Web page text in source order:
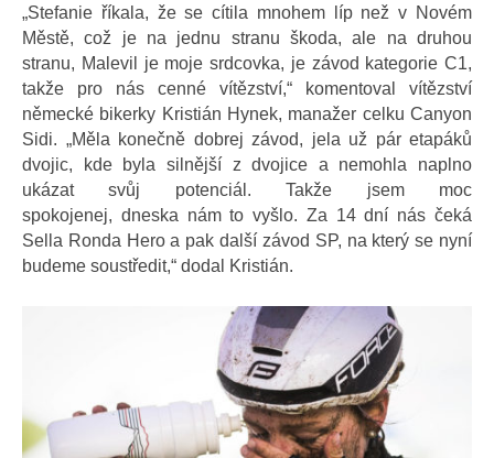
„Stefanie říkala, že se cítila mnohem líp než v Novém
Městě, což je na jednu stranu škoda, ale na druhou
stranu, Malevil je moje srdcovka, je závod kategorie C1,
takže pro nás cenné vítězství,“ komentoval vítězství
německé bikerky Kristián Hynek, manažer celku Canyon
Sidi. „Měla konečně dobrej závod, jela už pár etapáků
dvojic, kde byla silnější z dvojice a nemohla naplno
ukázat svůj potenciál. Takže jsem moc
spokojenej, dneska nám to vyšlo. Za 14 dní nás čeká
Sella Ronda Hero a pak další závod SP, na který se nyní
budeme soustředit,“ dodal Kristián.